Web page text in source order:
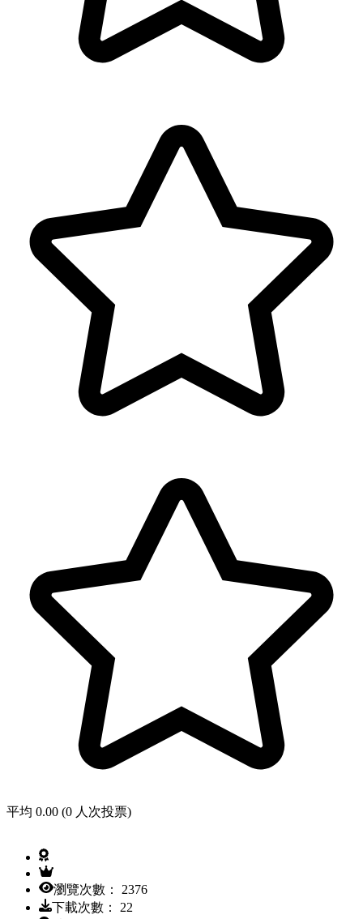
平均 0.00 (0 人次投票)
瀏覽次數： 2376
下載次數： 22